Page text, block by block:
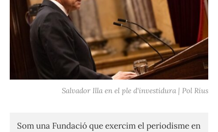
Salvador Illa en el ple d'investidura | Pol Rius
Som una Fundació que exercim el periodisme en